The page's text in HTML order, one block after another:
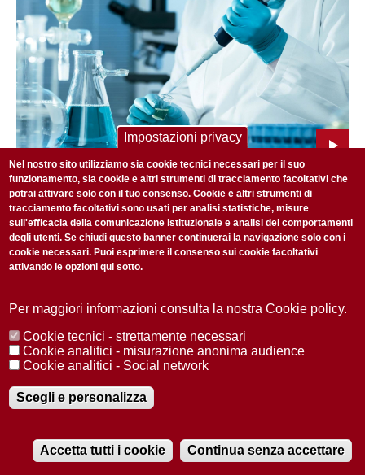
SCIENZA E RICERCA
Scoperto un nuovo ceppo di HIV. Presente e futuro della
lotta all'AIDS
SCIENZA E RICERCA 10 SETTEMBRE 2019
Impostazioni privacy
Nel nostro sito utilizziamo sia cookie tecnici necessari per il suo
funzionamento, sia cookie e altri strumenti di tracciamento facoltativi che
potrai attivare solo con il tuo consenso. Cookie e altri strumenti di
tracciamento facoltativi sono usati per analisi statistiche, misure
sull'efficacia della comunicazione istituzionale e analisi dei comportamenti
degli utenti. Se chiudi questo banner continuerai la navigazione solo con i
cookie necessari. Puoi esprimere il consenso sui cookie facoltativi
attivando le opzioni qui sotto.
Per maggiori informazioni consulta la nostra Cookie policy.
Cookie tecnici - strettamente necessari
Cookie analitici - misurazione anonima audience
Cookie analitici - Social network
Scegli e personalizza
Accetta tutti i cookie Continua senza accettare